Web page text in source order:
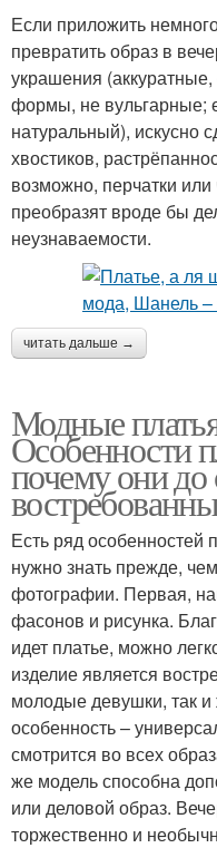
Если приложить
превратить образ в
украшения
формы, не вульгарные;
натуральный), искусно
хвостиков,
возможно, перчатки или
преобразят вроде бы
неузнаваемости.
читать дальше →
Модные
Особенности
почему они до
Есть ряд особенностей
нужно знать прежде,
фотографии. Первая,
фасонов и рисунка.
идет платье, можно
изделие является
молодые девушки, так
особенность –
смотрится во всех
же модель способна
или деловой образ.
торжественно и